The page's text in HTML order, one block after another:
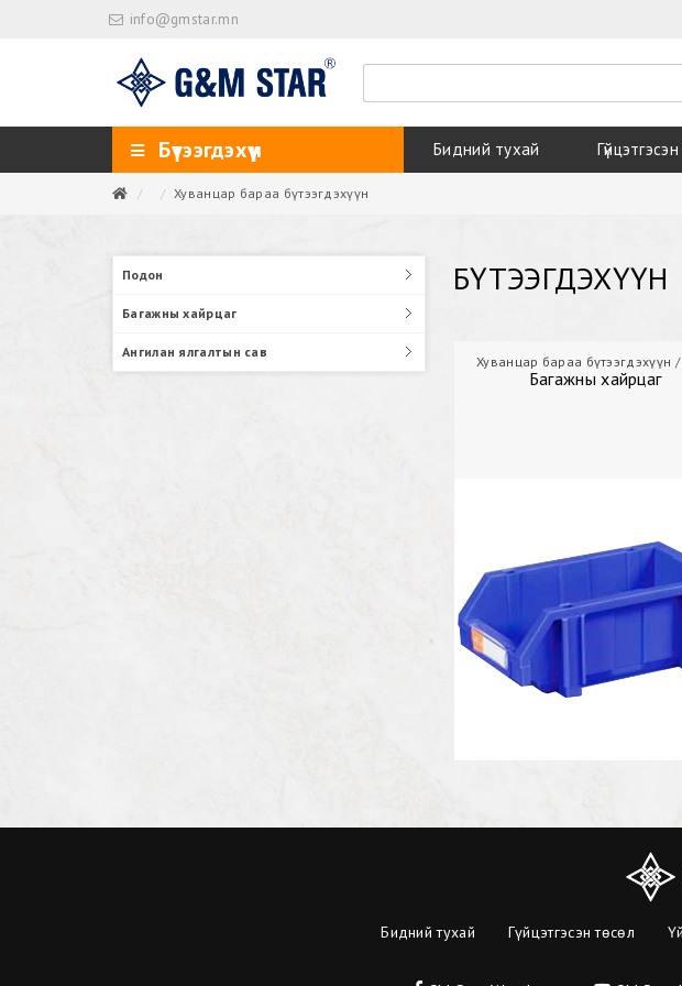
info@gmstar.mn
Бүтээгдэхүүн Бидний тухай
Хуванцар бараа бүтээгдэхүүн
Подон
Багажны хайрцаг
Ангилан ялгалтын сав
БҮТЭЭГДЭХҮҮН
Хуванцар бараа бүтээгдэхүүн
Багажны хайрцаг
Бидний тухай Гүйцэтгэсэн төсөл